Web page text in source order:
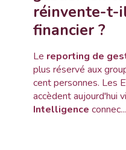
réinvente-t-
financier ?
Le reporting de
plus réservé aux
cent personnes. Les
accèdent aujourd'hui
Intelligence connec...